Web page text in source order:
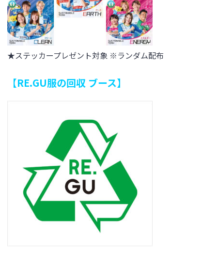
★ステッカープレゼント対象 ※ランダム配布
【RE.GU服の回収 ブース】